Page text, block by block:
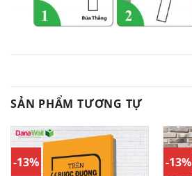
SẢN PHẨM TƯƠNG TỰ
-13% -13%